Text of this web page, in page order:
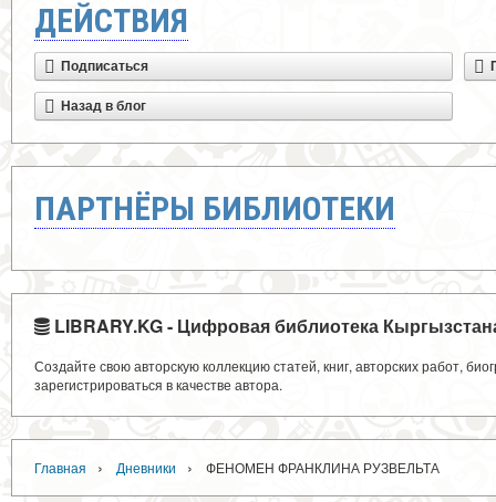
ДЕЙСТВИЯ
Подписаться
Назад в блог
ПАРТНЁРЫ БИБЛИОТЕКИ
LIBRARY.KG - Цифровая библиотека
Создайте свою авторскую коллекцию статей, книг, авторских работ,
зарегистрироваться в качестве автора.
Главная › Дневники › ФЕНОМЕН ФРАНКЛИНА РУЗВЕЛЬТА